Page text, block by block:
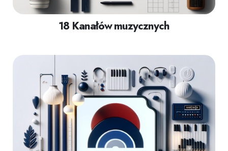
18 Kanałów muzycznych